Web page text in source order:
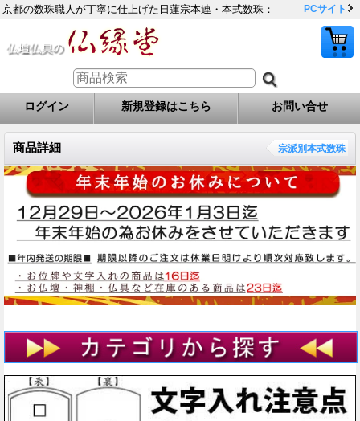
京都の数珠職人が丁寧に仕上げた日蓮宗本連・本式数珠： PCサイト
ログイン 新規登録はこちら お問い合せ
商品詳細 宗派別本式数珠